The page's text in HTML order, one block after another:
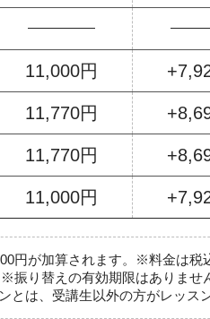
11,000円
11,770円
11,770円
11,000円
円が加算されます。※料金は
振り替えの有効期限はありま
は、受講生以外の方がレッス